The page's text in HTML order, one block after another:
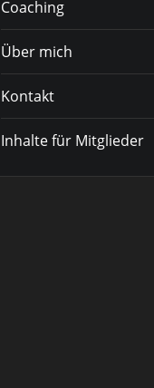
Coaching
Über mich
Kontakt
Inhalte für Mitglieder